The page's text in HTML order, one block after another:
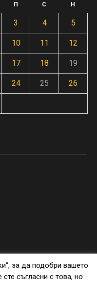
П С Н
3 4 5
10 11 12
17 18 19
24 25 26
за да подобри вашето
съгласни с това, но